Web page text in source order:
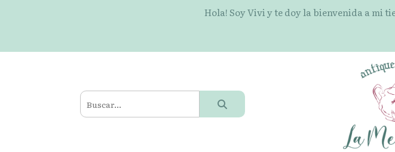
Hola! Soy Vivi y te doy la bienvenida a mi